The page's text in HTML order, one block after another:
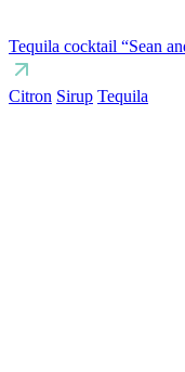
Tequila cocktail “Sean
Citron Sirup Tequila